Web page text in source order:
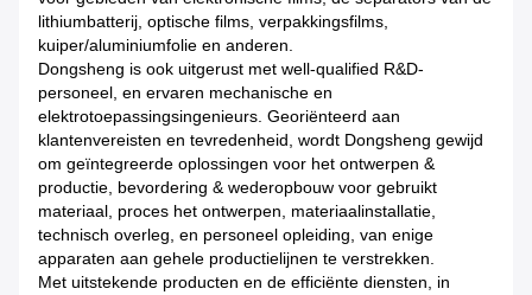
lithiumbatterij, optische films, verpakkingsfilms,
kuiper/aluminiumfolie en anderen.
Dongsheng is ook uitgerust met well-qualified R&D-
personeel, en ervaren mechanische en
elektrotoepassingsingenieurs. Georiënteerd aan
klantenvereisten en tevredenheid, wordt Dongsheng gewijd
om geïntegreerde oplossingen voor het ontwerpen &
productie, bevordering & wederopbouw voor gebruikt
materiaal, proces het ontwerpen, materiaalinstallatie,
technisch overleg, en personeel opleiding, van enige
apparaten aan gehele productielijnen te verstrekken.
Met uitstekende producten en de efficiënte diensten, in